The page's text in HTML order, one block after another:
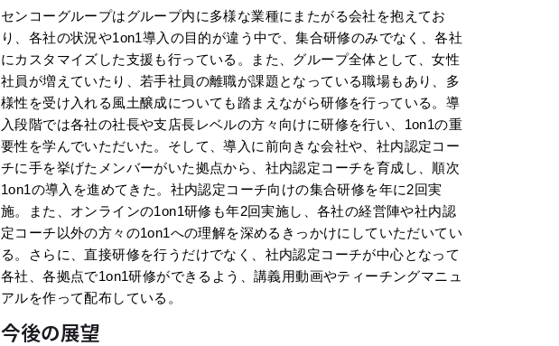
センコーグループはグループ内に多様な業種にまたがる会社を抱えてお
り、各社の状況や1on1導入の目的が違う中で、集合研修のみでなく、各社
にカスタマイズした支援も行っている。また、グループ全体として、女性
社員が増えていたり、若手社員の離職が課題となっている職場もあり、多
様性を受け入れる風土醸成についても踏まえながら研修を行っている。導
入段階では各社の社長や支店長レベルの方々向けに研修を行い、1on1の重
要性を学んでいただいた。そして、導入に前向きな会社や、社内認定コー
チに手を挙げたメンバーがいた拠点から、社内認定コーチを育成し、順次
1on1の導入を進めてきた。社内認定コーチ向けの集合研修を年に2回実
施。また、オンラインの1on1研修も年2回実施し、各社の経営陣や社内認
定コーチ以外の方々の1on1への理解を深めるきっかけにしていただいてい
る。さらに、直接研修を行うだけでなく、社内認定コーチが中心となって
各社、各拠点で1on1研修ができるよう、講義用動画やティーチングマニュ
アルを作って配布している。
今後の展望